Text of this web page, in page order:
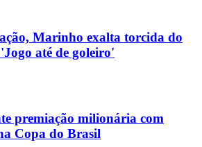
Marinho exalta torcida do
até de goleiro'
premiação milionária com
Copa do Brasil